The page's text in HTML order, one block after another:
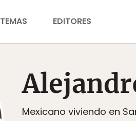
TEMAS EDITORES
Mexicano viviendo en